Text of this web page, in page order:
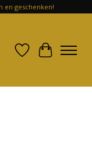
en geschenken!
Verlanglijst